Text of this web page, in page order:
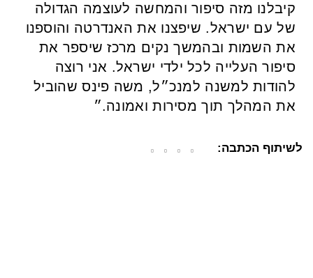
קיבלנו מזה סיפור והמחשה לעוצמה הגדולה
של עם ישראל. שיפצנו את האנדרטה והוספנו
את השמות ובהמשך נקים מרכז שיספר את
סיפור העלייה לכל ילדי ישראל. אני רוצה
להודות למשנה למנכ״ל, משה פינס שהוביל
את המהלך תוך מסירות ואמונה.״
לשיתוף הכתבה: